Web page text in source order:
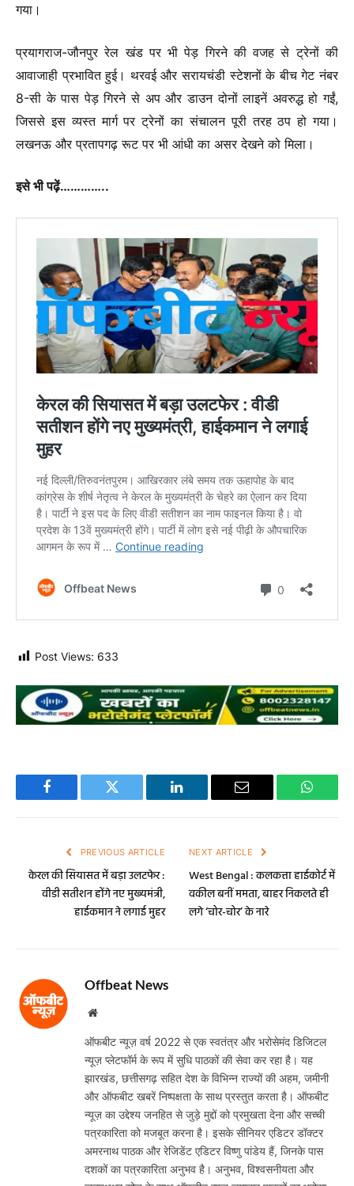
गया।
प्रयागराज-जौनपुर रेल खंड पर भी पेड़ गिरने की वजह से ट्रेनों की
आवाजाही प्रभावित हुई। थरवई और सरायचंडी स्टेशनों के बीच गेट नंबर
8-सी के पास पेड़ गिरने से अप और डाउन दोनों लाइनें अवरुद्ध हो गईं,
जिससे इस व्यस्त मार्ग पर ट्रेनों का संचालन पूरी तरह ठप हो गया।
लखनऊ और प्रतापगढ़ रूट पर भी आंधी का असर देखने को मिला।
इसे भी पढ़ें…………..
Post Views: 633
Facebook Twitter LinkedIn Email
PREVIOUS ARTICLE
केरल की सियासत में बड़ा उलटफेर :
वीडी सतीशन होंगे नए मुख्यमंत्री,
हाईकमान ने लगाई मुहर
NEXT ARTICLE
West Bengal : कलकत्ता हाईकोर्ट में
वकील बनीं ममता, बाहर निकलते ही
लगे ‘चोर-चोर’ के नारे
Offbeat News
Website
ऑफबीट न्यूज़ वर्ष 2022 से एक स्वतंत्र और भरोसेमंद डिजिटल
न्यूज़ प्लेटफॉर्म के रूप में सुधि पाठकों की सेवा कर रहा है। यह
झारखंड, छत्तीसगढ़ सहित देश के विभिन्न राज्यों की अहम, जमीनी
और ऑफबीट खबरें निष्पक्षता के साथ प्रस्तुत करता है। ऑफबीट
न्यूज़ का उद्देश्य जनहित से जुड़े मुद्दों को प्रमुखता देना और सच्ची
पत्रकारिता को मजबूत करना है। इसके सीनियर एडिटर डॉक्टर
अमरनाथ पाठक और रेजिडेंट एडिटर विष्णु पांडेय हैं, जिनके पास
दशकों का पत्रकारिता अनुभव है। अनुभव, विश्वसनीयता और